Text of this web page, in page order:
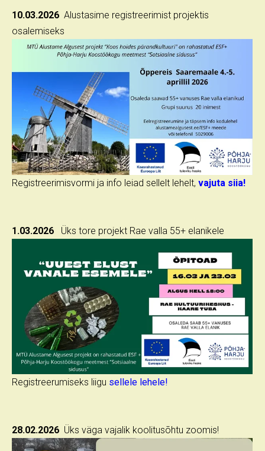
10.03.2026 Alustasime registreerimist projektis
osalemiseks
Registreerimisvormi ja info leiad sellelt lehelt, vajuta siia!
1.03.2026 Üks tore projekt Rae valla 55+ elanikele
Registreerumiseks liigu sellele lehele!
28.02.2026 Üks väga vajalik koolitusõhtu zoomis!